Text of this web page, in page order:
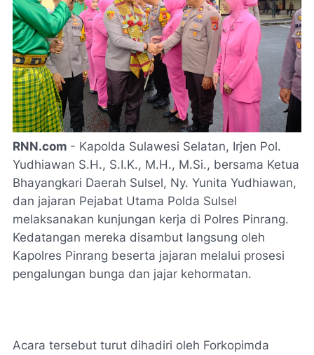
RNN.com - Kapolda Sulawesi Selatan, Irjen Pol.
Yudhiawan S.H., S.I.K., M.H., M.Si., bersama Ketua
Bhayangkari Daerah Sulsel, Ny. Yunita Yudhiawan,
dan jajaran Pejabat Utama Polda Sulsel
melaksanakan kunjungan kerja di Polres Pinrang.
Kedatangan mereka disambut langsung oleh
Kapolres Pinrang beserta jajaran melalui prosesi
pengalungan bunga dan jajar kehormatan.
Acara tersebut turut dihadiri oleh Forkopimda